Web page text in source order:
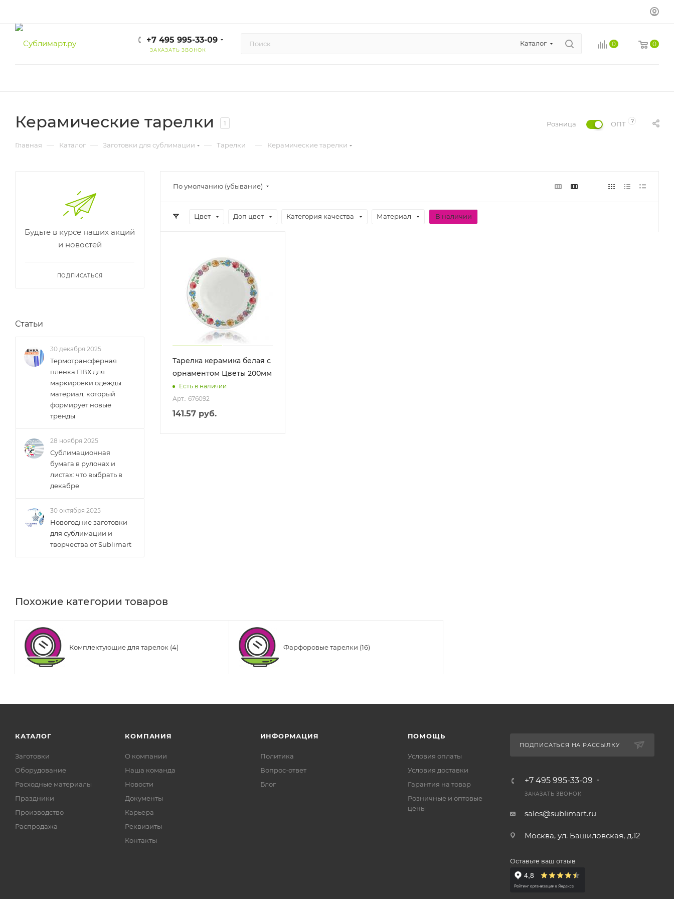
+7 495 995-33-09
ЗАКАЗАТЬ ЗВОНОК
Каталог 0 0
Керамические тарелки 1 ?
Розница ОПТ
Главная — Каталог — Заготовки для сублимации — Тарелки — Керамические тарелки
По умолчанию (убывание)
Цвет Доп цвет Категория качества Материал В наличии
Тарелка керамика белая с
орнаментом Цветы 200мм
Есть в наличии
Арт.: 676092
141.57 руб.
Будьте в курсе наших акций
и новостей
ПОДПИСАТЬСЯ
Статьи
30 декабря 2025
Термотрансферная
плёнка ПВХ для
маркировки одежды:
материал, который
формирует новые
тренды
28 ноября 2025
Сублимационная
бумага в рулонах и
листах: что выбрать в
декабре
30 октября 2025
Новогодние заготовки
для сублимации и
творчества от Sublimart
Похожие категории товаров
Комплектующие для тарелок (4) Фарфоровые тарелки (16)
КАТАЛОГ
Заготовки
Оборудование
Расходные материалы
Праздники
Производство
Распродажа
КОМПАНИЯ
О компании
Наша команда
Новости
Документы
Карьера
Реквизиты
Контакты
ИНФОРМАЦИЯ
Политика
Вопрос-ответ
Блог
ПОМОЩЬ
Условия оплаты
Условия доставки
Гарантия на товар
Розничные и оптовые
цены
ПОДПИСАТЬСЯ НА РАССЫЛКУ
+7 495 995-33-09
ЗАКАЗАТЬ ЗВОНОК
sales@sublimart.ru
Москва, ул. Башиловская, д.12
Оставьте ваш отзыв